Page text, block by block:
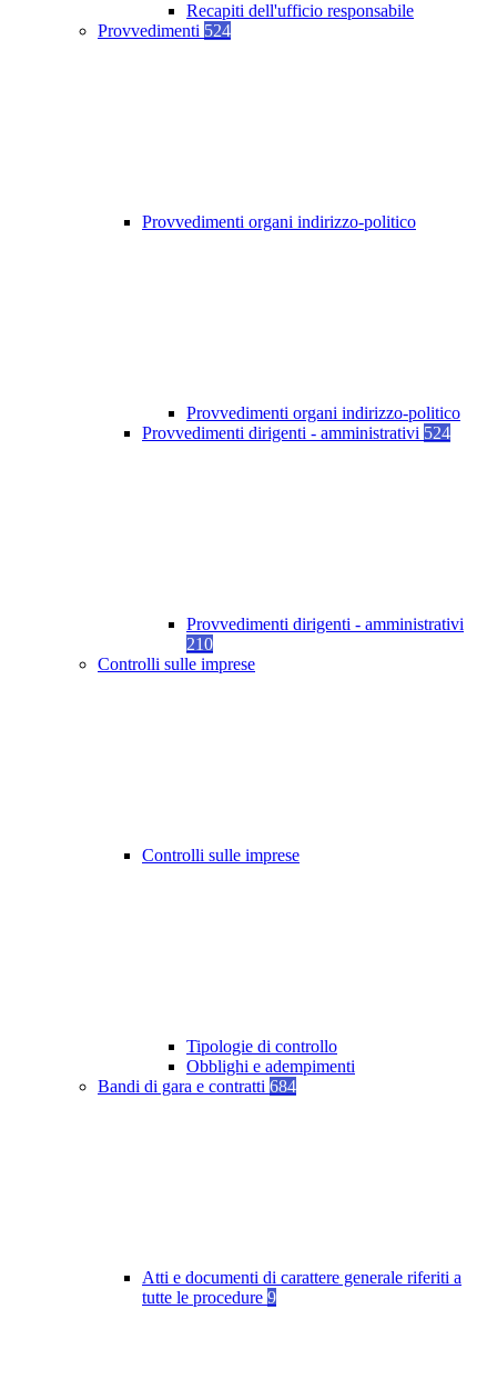
Recapiti dell'ufficio responsabile
Provvedimenti 524
Provvedimenti organi indirizzo-politico
Provvedimenti organi indirizzo-politico
Provvedimenti dirigenti - amministrativi 524
Provvedimenti dirigenti - amministrativi
210
Controlli sulle imprese
Controlli sulle imprese
Tipologie di controllo
Obblighi e adempimenti
Bandi di gara e contratti 684
Atti e documenti di carattere generale riferiti a
tutte le procedure 9